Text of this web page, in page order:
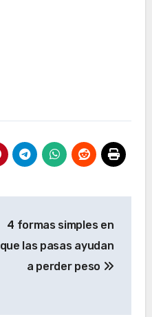
4 formas simples en
que las pasas ayudan
a perder peso